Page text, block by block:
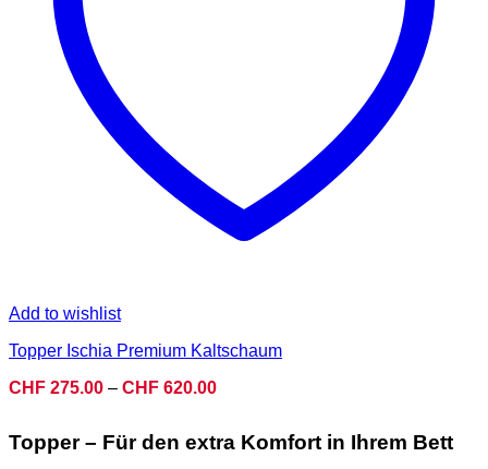
Add to wishlist
Topper Ischia Premium Kaltschaum
CHF 275.00 – CHF 620.00Preisspanne:
CHF 620.00
Topper – Für den extra Komfort in Ihrem Bett